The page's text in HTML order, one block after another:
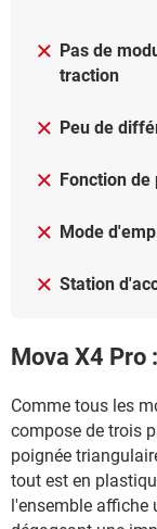
Pas de
traction
Peu de
Fonction
Mode
Station
Mova X4 Pro
Comme tous les
compose de trois
poignée
tout est en
l'ensemble affiche